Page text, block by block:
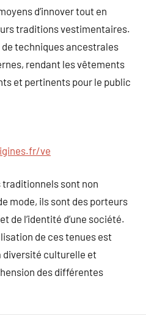
d’innover tout en
traditions vestimentaires.
techniques ancestrales
rendant les vêtements
et pertinents pour le public
ve
sont non
mode, ils sont des porteurs
de l’identité d’une société.
de ces tenues est
diversité culturelle et
des différentes